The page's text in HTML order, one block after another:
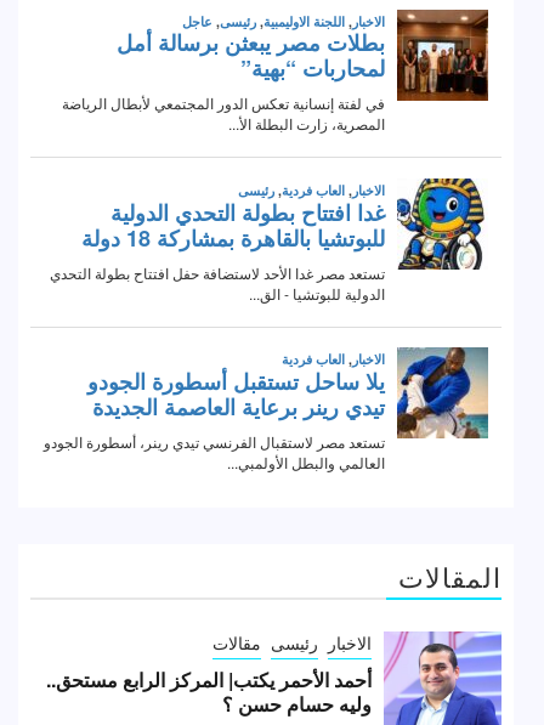
المقالات
الاخبار رئيسى مقالات
أحمد الأحمر يكتب| المركز الرابع مستحق..
وليه حسام حسن ؟